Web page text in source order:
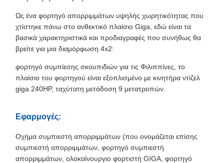
Ως ένα φορτηγό απορριμμάτων υψηλής χωρητικότητας που
χτίστηκε πάνω στο ανθεκτικό πλαίσιο Giga, εδώ είναι τα
βασικά χαρακτηριστικά και προδιαγραφές που συνήθως θα
βρείτε για μια διαμόρφωση 4x2:
φορτηγό συμπίεσης σκουπιδιών για τις Φιλιππίνες, το
πλαίσιο του φορτηγού είναι εξοπλισμένο με κινητήρα ντίζελ
giga 240HP, ταχύτατη μετάδοση 9 μετατροπών.
Εφαρμογές:
Οχήμα συμπιεστή απορριμμάτων (που ονομάζεται επίσης
συμπιεστή απορριμμάτων, φορτηγό συμπιεστή
απορριμμάτων, ολοκαίνουργιο φορτιστή GIGA, φορτηγό